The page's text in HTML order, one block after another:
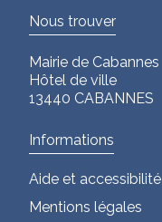
Nous trouver
Mairie de Cabannes
Hôtel de ville
13440 CABANNES
Informations
Aide et accessibilité
Mentions légales